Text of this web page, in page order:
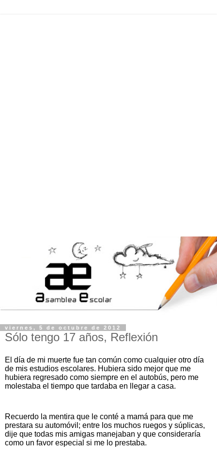
viernes, 5 de octubre de 2012
Sólo tengo 17 años, Reflexión
El día de mi muerte fue tan común como cualquier otro día
de mis estudios escolares. Hubiera sido mejor que me
hubiera regresado como siempre en el autobús, pero me
molestaba el tiempo que tardaba en llegar a casa.
Recuerdo la mentira que le conté a mamá para que me
prestara su automóvil; entre los muchos ruegos y súplicas,
dije que todas mis amigas manejaban y que consideraría
como un favor especial si me lo prestaba.